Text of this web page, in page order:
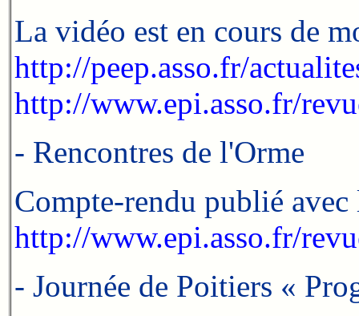
La vidéo est en cours de
http://peep.asso.fr/
http://www.epi.asso.fr/
- Rencontres de l'Orme
Compte-rendu publié
http://www.epi.asso.fr/
- Journée de Poitiers «